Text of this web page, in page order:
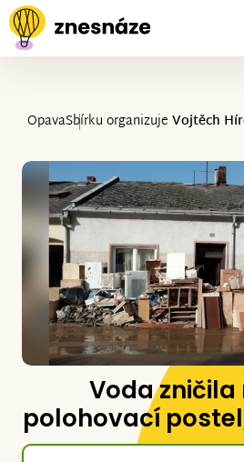
OpavaSbírku organizuje Vojtěch
Voda zničila
polohovací